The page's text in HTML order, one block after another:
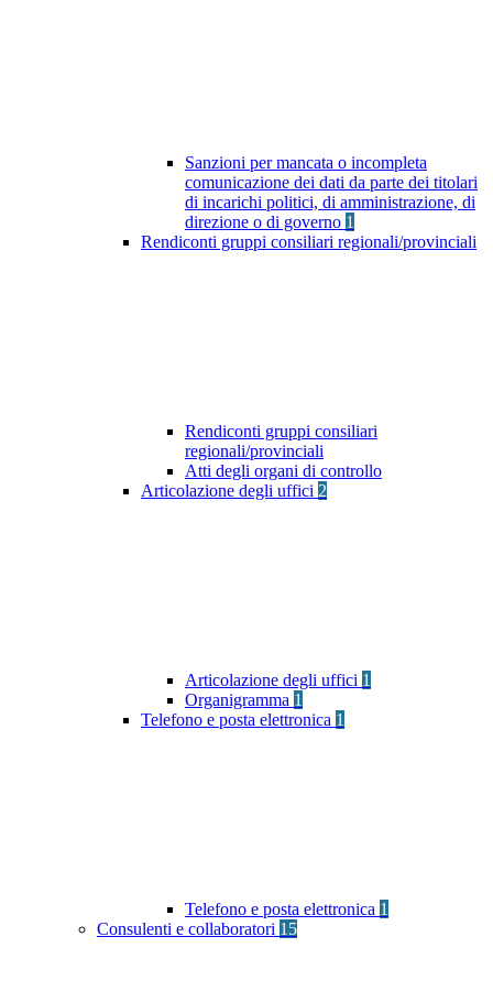
Sanzioni per mancata o incompleta
comunicazione dei dati da parte dei titolari
di incarichi politici, di amministrazione, di
direzione o di governo 1
Rendiconti gruppi consiliari regionali/provinciali
Rendiconti gruppi consiliari
regionali/provinciali
Atti degli organi di controllo
Articolazione degli uffici 2
Articolazione degli uffici 1
Organigramma 1
Telefono e posta elettronica 1
Telefono e posta elettronica 1
Consulenti e collaboratori 15